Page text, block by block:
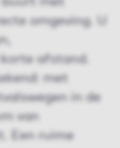
omgeving. U
afstand.
met
in de
van
Een ruime